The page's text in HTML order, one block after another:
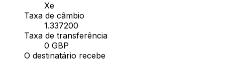
Xe
Taxa de câmbio
1.337200
Taxa de transferência
0 GBP
O destinatário recebe